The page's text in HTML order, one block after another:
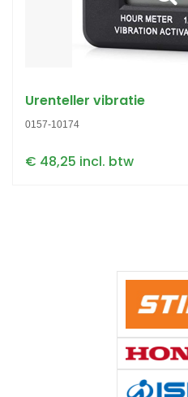
Urenteller vibratie
0157-10174
€ 48,25 incl. btw